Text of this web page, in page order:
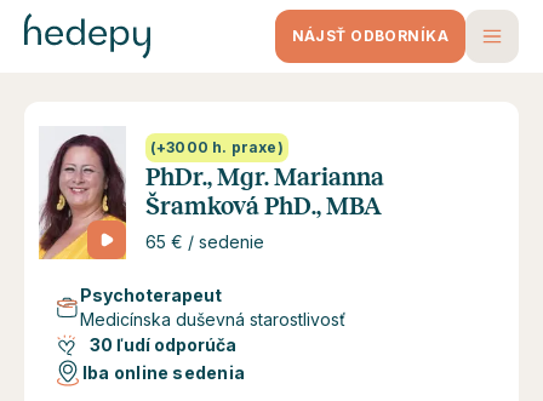
NÁJSŤ ODBORNÍKA
(+3000 h. praxe)
PhDr., Mgr. Marianna
Šramková PhD., MBA
65 € / sedenie
Psychoterapeut
Medicínska duševná starostlivosť
30 ľudí odporúča
Iba online sedenia